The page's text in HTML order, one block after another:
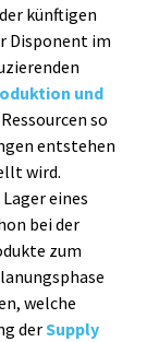
künftigen
Disponent im
und
so
entstehen
wird.
eines
bei der
zum
welche
derSupply